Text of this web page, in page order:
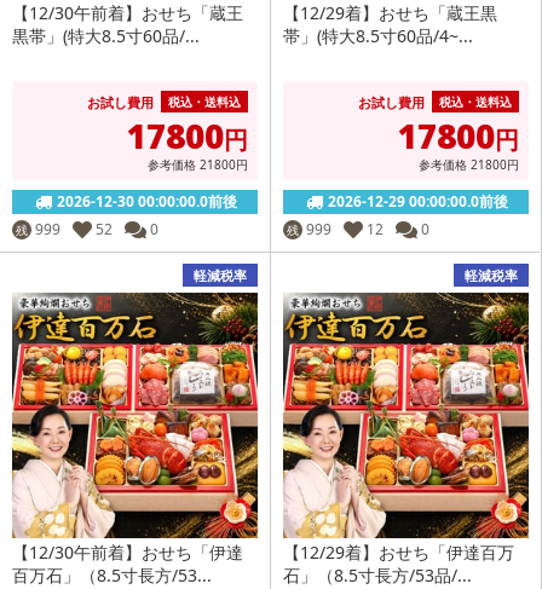
【12/30午前着】おせち「蔵王
黒帯」(特大8.5寸60品/...
お試し費用 税込・送料込
17800円
参考価格 21800円
2026-12-30 00:00:00.0前後
残 999 52 0
【12/29着】おせち「蔵王黒
帯」(特大8.5寸60品/4~...
お試し費用 税込・送料込
17800円
参考価格 21800円
2026-12-29 00:00:00.0前後
残 999 12 0
軽減税率
【12/30午前着】おせち「伊達
百万石」（8.5寸長方/53...
軽減税率
【12/29着】おせち「伊達百万
石」（8.5寸長方/53品/...